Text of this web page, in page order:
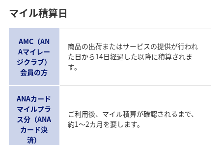
マイル積算日
AMC（AN
Aマイレー
ジクラブ）
会員の方
商品の出荷またはサービスの提供が行われ
た日から14日経過した以降に積算されま
す。
ANAカード
マイルプラ
ス分（ANA
カード決
済）
ご利用後、マイル積算が確認されるまで、
約1～2カ月を要します。